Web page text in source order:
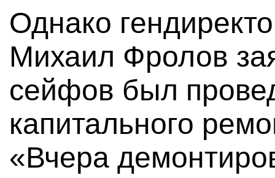
Однако
Михаил Фролов
сейфов был
капитального
«Вчера